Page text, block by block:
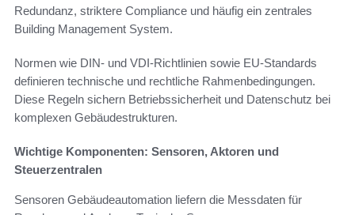
Redundanz, striktere Compliance und häufig ein zentrales
Building Management System.
Normen wie DIN- und VDI-Richtlinien sowie EU-Standards
definieren technische und rechtliche Rahmenbedingungen.
Diese Regeln sichern Betriebssicherheit und Datenschutz bei
komplexen Gebäudestrukturen.
Wichtige Komponenten: Sensoren, Aktoren und
Steuerzentralen
Sensoren Gebäudeautomation liefern die Messdaten für